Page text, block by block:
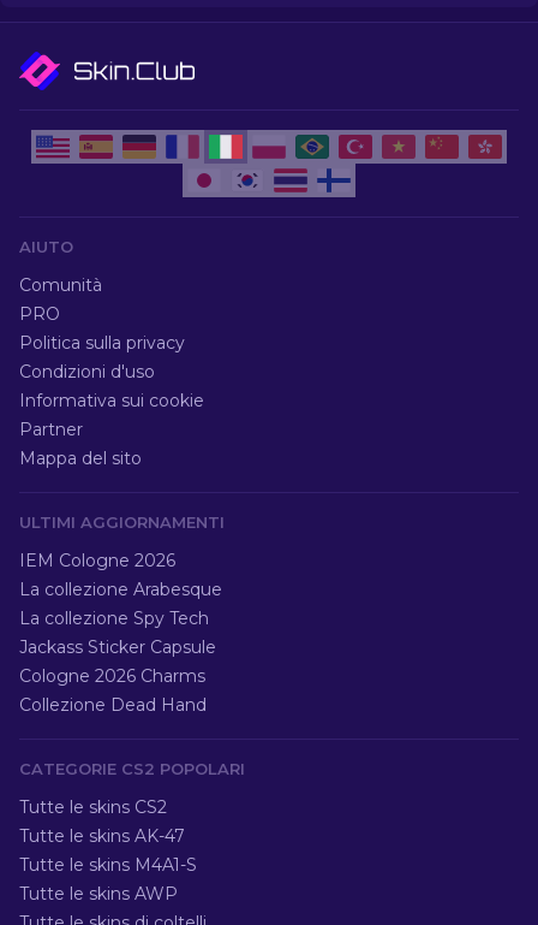
AIUTO
Comunità
PRO
Politica sulla privacy
Condizioni d'uso
Informativa sui cookie
Partner
Mappa del sito
ULTIMI AGGIORNAMENTI
IEM Cologne 2026
La collezione Arabesque
La collezione Spy Tech
Jackass Sticker Capsule
Cologne 2026 Charms
Collezione Dead Hand
CATEGORIE CS2 POPOLARI
Tutte le skins CS2
Tutte le skins AK-47
Tutte le skins M4A1-S
Tutte le skins AWP